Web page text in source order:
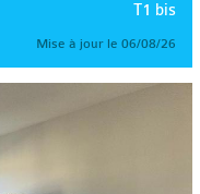
T1 bis
Mise à jour le 06/08/26